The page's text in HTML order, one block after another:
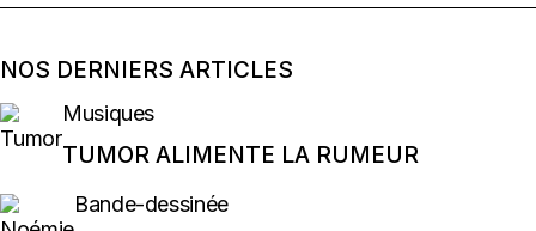
NOS DERNIERS ARTICLES
Musiques
TUMOR ALIMENTE LA RUMEUR
Bande-dessinée